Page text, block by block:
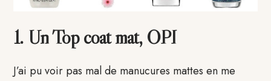
1. Un Top coat mat, OPI
J’ai pu voir pas mal de manucures mattes en me